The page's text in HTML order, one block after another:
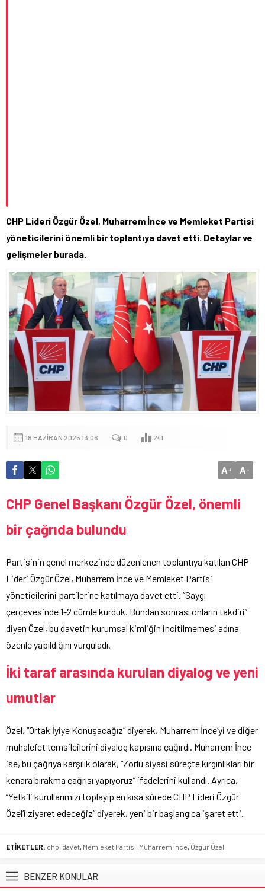
CHP Lideri Özgür Özel, Muharrem İnce ve Memleket Partisi
yöneticilerini önemli bir toplantıya davet etti. Detaylar ve
gelişmeler burada.
18 HAZIRAN 2025 13:06 0 241
A+ A-
CHP Genel Başkanı Özgür Özel, önemli
bir çağrıda bulundu
Partisinin genel merkezinde düzenlenen toplantıya katılan CHP
Lideri Özgür Özel, Muharrem İnce ve Memleket Partisi
yöneticilerini partilerine katılmaya davet etti. “Saygı
çerçevesinde 1-2 cümle kurduk. Bundan sonrası onların takdiri”
diyen Özel, bu davetin kurumsal kimliğin incitilmemesi adına
özenle yapıldığını vurguladı.
İki taraf arasında kurulan diyalog ve yeni
umutlar
Özel, “Ortak İyiye Konuşacağız” diyerek, Muharrem İnce’yi ve diğer
muhalefet temsilcilerini diyalog kapısına çağırdı. Muharrem İnce
ise, bu çağrıya karşılık olarak, “Zorlu siyasi süreçte kırgınlıkları bir
kenara bırakma çağrısı yapıyoruz” ifadelerini kullandı. Ayrıca,
“Yetkili kurullarımızı toplayıp en kısa sürede CHP Lideri Özgür
Özel’i ziyaret edeceğiz” diyerek, yeni bir başlangıca işaret etti.
ETİKETLER: chp, davet, Memleket Partisi, Muharrem İnce, Özgür Özel
BENZER KONULAR